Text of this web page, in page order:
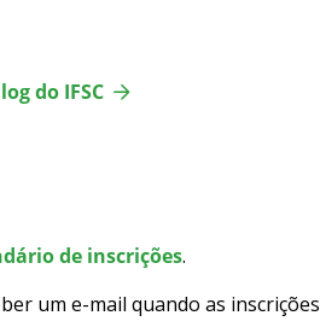
do IFSC
de inscrições.
um e-mail quando as inscrições